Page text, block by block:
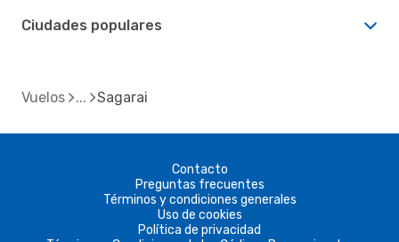
Ciudades populares
Vuelos Sagarai
Contacto
Preguntas frecuentes
Términos y condiciones generales
Uso de cookies
Política de privacidad